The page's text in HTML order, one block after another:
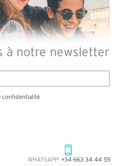
à notre newsletter
confidentialité
WHATSAPP: +34 663 34 44 55